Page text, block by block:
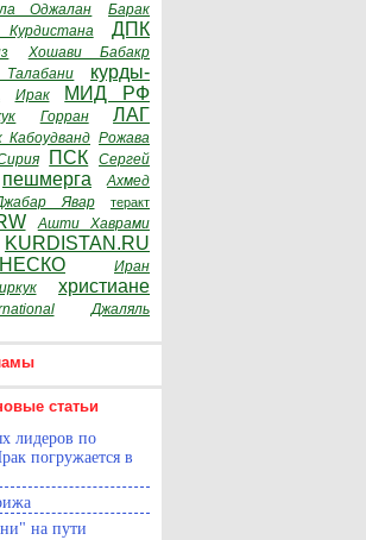
Оджалан
Барак
ДПК
Хошави Бабакр
курды-
Ирак
МИД РФ
Горран ЛАГ
Рожава
ПСК
Сергей
пешмерга
Ахмед
Явар теракт
Ашти Хаврами
KURDISTAN.RU
Иран
христиане
Джаляль
статьи
лидеров по
погружается в
на пути